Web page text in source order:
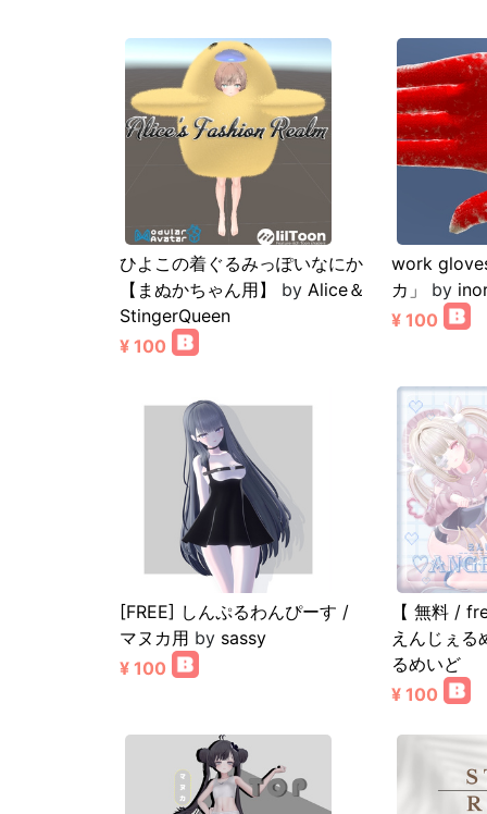
ひよこの着ぐるみっぽいなにか
【まぬかちゃん用】
by Alice＆
StingerQueen
¥ 100
work
カ」
by
¥ 100
[FREE] しんぷるわんぴーす /
マヌカ用 by sassy
¥ 100
【 無料 /
えんじぇる
るめいど
¥ 100